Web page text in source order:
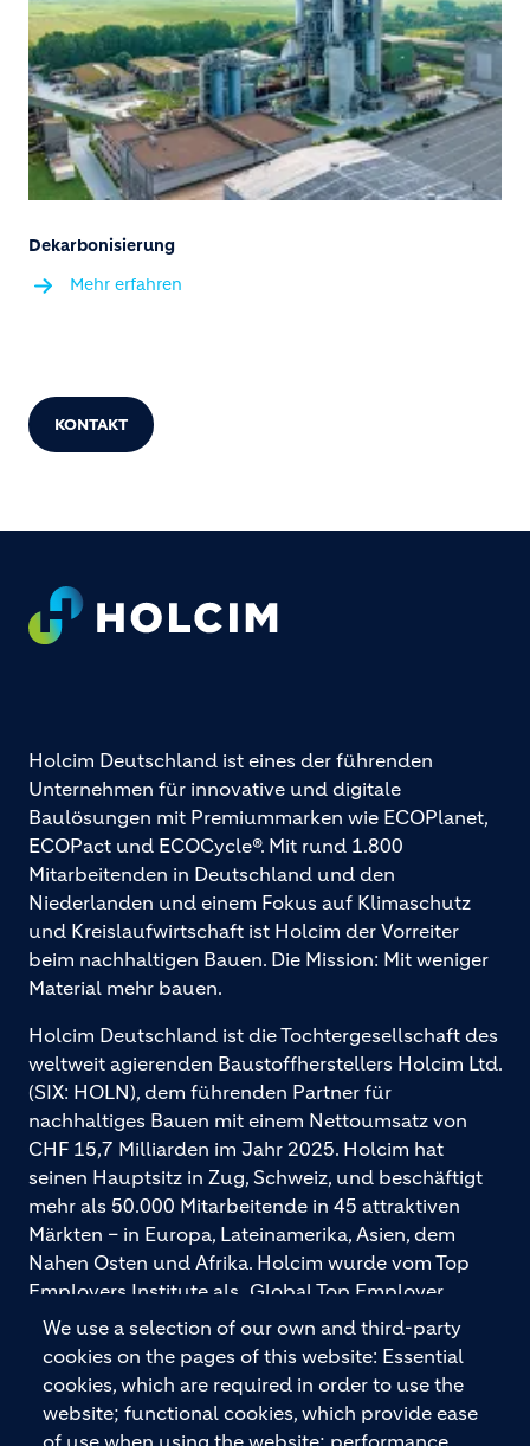
Dekarbonisierung
Mehr erfahren
KONTAKT
We use a selection of our own and third-party
cookies on the pages of this website: Essential
cookies, which are required in order to use the
website; functional cookies, which provide ease
Footer
Holcim Deutschland ist eines der führenden
Unternehmen für innovative und digitale
Baulösungen mit Premiummarken wie ECOPlanet,
ECOPact und ECOCycle®. Mit rund 1.800
Mitarbeitenden in Deutschland und den
Niederlanden und einem Fokus auf Klimaschutz
und Kreislaufwirtschaft ist Holcim der Vorreiter
beim nachhaltigen Bauen. Die Mission: Mit weniger
Material mehr bauen.
Holcim Deutschland ist die Tochtergesellschaft des
weltweit agierenden Baustoffherstellers Holcim Ltd.
(SIX: HOLN), dem führenden Partner für
nachhaltiges Bauen mit einem Nettoumsatz von
CHF 15,7 Milliarden im Jahr 2025. Holcim hat
seinen Hauptsitz in Zug, Schweiz, und beschäftigt
mehr als 50.000 Mitarbeitende in 45 attraktiven
Märkten – in Europa, Lateinamerika, Asien, dem
Nahen Osten und Afrika. Holcim wurde vom Top
Employers Institute als „Global Top Employer
2026“ ausgezeichnet. Holcim bietet hochwertige
Baustoffe und integrierte Baulösungen für den
gesamten Bauprozess – vom Fundament über den
Boden bis zu Wänden und Dächern – mit
Premiummarken wie ECOPact, ECOPlanet,